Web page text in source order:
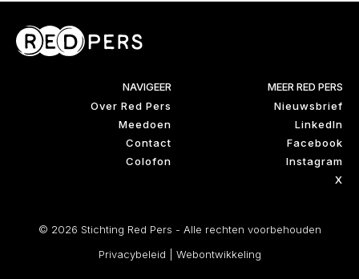
NAVIGEER
Over Red Pers
Meedoen
Contact
Colofon
MEER RED PERS
Nieuwsbrief
LinkedIn
Facebook
Instagram
X
© 2026 Stichting Red Pers - Alle rechten voorbehouden
Privacybeleid
Webontwikkeling